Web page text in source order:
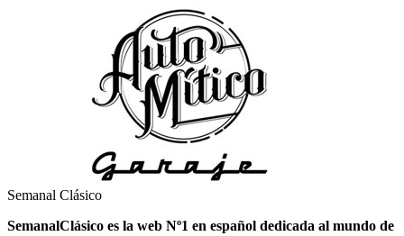
Semanal Clásico
SemanalClásico es la web Nº1 en español dedicada al mundo de